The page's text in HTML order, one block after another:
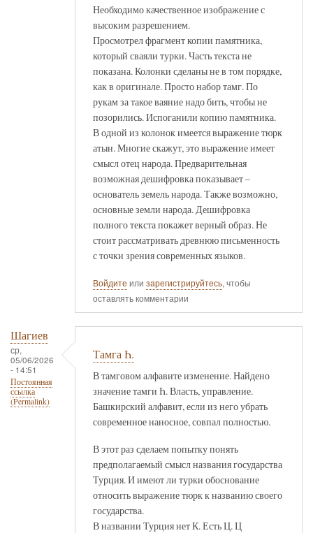
Необходимо качественное изображение с
высоким разрешением.
Просмотрел фрагмент копии памятника,
который сваяли турки. Часть текста не
показана. Колонки сделаны не в том порядке,
как в оригинале. Просто набор тамг. По
рукам за такое ваяние надо бить, чтобы не
позорились. Испоганили копию памятника.
В одной из колонок имеется выражение тюрк
атын. Многие скажут, это выражение имеет
смысл отец народа. Предварительная
возможная дешифровка показывает –
основатель земель народа. Также возможно,
основные земли народа. Дешифровка
полного текста покажет верный образ. Не
стоит рассматривать древнюю письменность
с точки зрения современных языков.
Войдите или зарегистрируйтесь, чтобы
оставлять комментарии
Шагиев
ср,
05/06/2026
- 14:51
Постоянная
ссылка
(Permalink)
Тамга Һ.
В тамговом алфавите изменение. Найдено
значение тамги Һ. Власть, управление.
Башкирский алфавит, если из него убрать
современное наносное, совпал полностью.
В этот раз сделаем попытку понять
предполагаемый смысл названия государства
Турция. И имеют ли турки обоснование
относить выражение тюрк к названию своего
государства.
В названии Турция нет К. Есть Ц. Ц